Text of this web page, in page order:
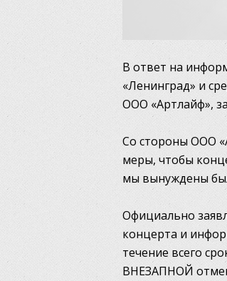
В ответ на
«Ленинград» и
ООО «Артлайф»,
Со стороны ООО
меры, чтобы
мы вынуждены
Официально
концерта и
течение всего
ВНЕЗАПНОЙ